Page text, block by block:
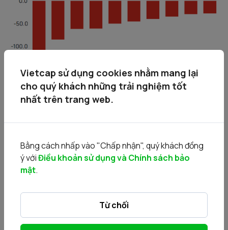
Diễn biến theo ngành (HSX + HNX)
Vietcap sử dụng cookies nhằm mang lại
cho quý khách những trải nghiệm tốt
nhất trên trang web.
Bằng cách nhấp vào "Chấp nhận", quý khách đồng
ý vớiĐiều khoản sử dụng và Chính sách bảo
mật.
Từ chối